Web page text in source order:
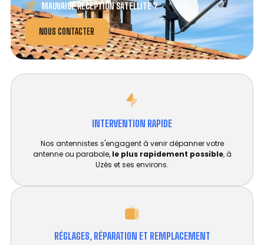
MAUVAISE RÉCEPTION SATELLITE ?
NOUS CONTACTER
INTERVENTION RAPIDE
Nos antennistes s'engagent à venir dépanner votre
antenne ou parabole, le plus rapidement possible, à
Uzès et ses environs.
RÉGLAGES, RÉPARATION ET REMPLACEMENT​